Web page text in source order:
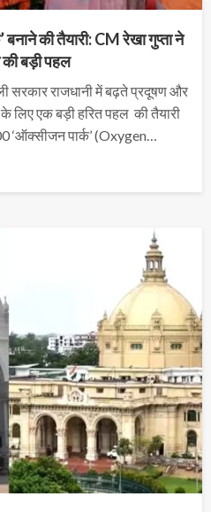
की तैयारी: CM रेखा गुप्ता ने
बड़ी पहल
राजधानी में बढ़ते प्रदूषण और
लिए एक बड़ी हरित पहल की तैयारी
पार्क’ (Oxygen…